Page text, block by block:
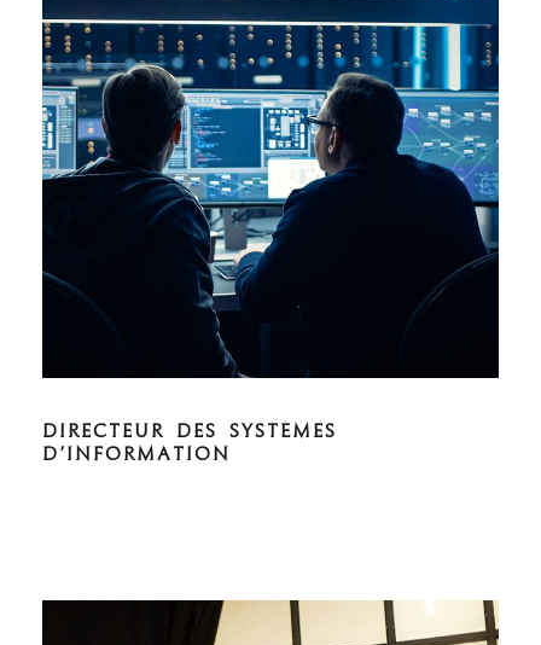
DIRECTEUR DES SYSTÈMES
D’INFORMATION